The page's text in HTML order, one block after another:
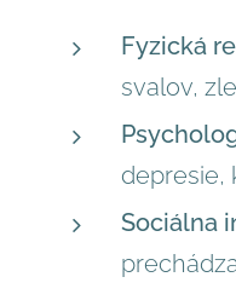
Fyzická
svalov,
depresie,
Sociálna